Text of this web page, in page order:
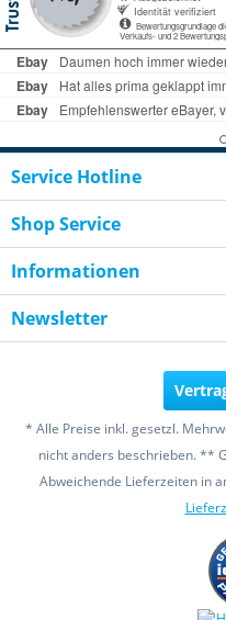
Service Hotline
Shop Service
Informationen
Newsletter
* Alle Preise inkl. gesetzl.
nicht anders beschrieben. **
Abweichende Lieferzeiten in